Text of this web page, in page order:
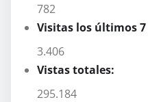
782
Visitas los últimos 7
3.406
Vistas totales:
295.184